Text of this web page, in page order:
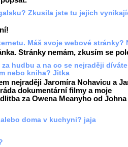
Zkusila jste tu jejich
Máš svoje webové stránky?
Stránky nemám, zkusím se
hudbu a na co se nejraději díváte
nebo kniha? Jitka
nejraději Jaromíra Nohavicu a
dokumentární filmy a moje
za Owena Meanyho od Johna
doma v kuchyni? jaja